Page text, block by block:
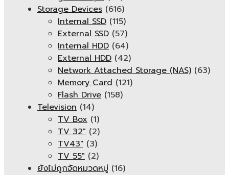
Storage Devices (616)
Internal SSD (115)
External SSD (57)
Internal HDD (64)
External HDD (42)
Network Attached Storage (NAS) (63)
Memory Card (121)
Flash Drive (158)
Television (14)
TV Box (1)
TV 32" (2)
TV43" (3)
TV 55" (2)
ยังไม่ถูกจัดหมวดหมู่ (16)